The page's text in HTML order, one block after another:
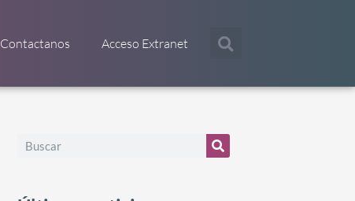
Contactanos Acceso Extranet